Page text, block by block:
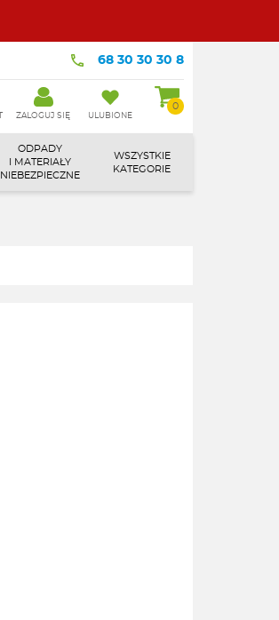
68 30 30 30 8
ZALOGUJ SIĘ ULUBIONE
0
ODPADY
I MATERIAŁY
NIEBEZPIECZNE
WSZYSTKIE
KATEGORIE